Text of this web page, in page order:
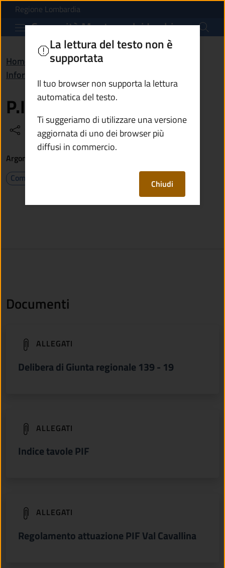
Vai al contenuto principale
P.I.F. Val Cavallina |
Regione Lombardia
Comunità Montana dei Laghi Bergamaschi
Home Amministrazione
Informazioni istituzionali
P.I.F. Val Cavallina
Condividi Vedi azioni
La lettura del testo non è
supportata
Il tuo browser non supporta la lettura
automatica del testo.
Ti suggeriamo di utilizzare una versione
aggiornata di uno dei browser più
diffusi in commercio.
Chiudi
Argomenti
Comunicazione istituzionale
Documenti
ALLEGATI
Delibera di Giunta regionale 139 - 19
(apre in un'altra scheda).
ALLEGATI
Indice tavole PIF
(apre in un'altra scheda).
ALLEGATI
Regolamento attuazione PIF Val Cavallina
(apre in un'altra scheda).